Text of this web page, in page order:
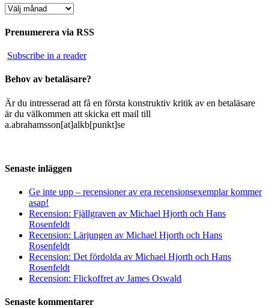
Arkiv
Prenumerera via RSS
Subscribe in a reader
Behov av betaläsare?
Är du intresserad att få en första konstruktiv kritik av en betaläsare
är du välkommen att skicka ett mail till
a.abrahamsson[at]alkb[punkt]se
Senaste inläggen
Ge inte upp – recensioner av era recensionsexemplar kommer
asap!
Recension: Fjällgraven av Michael Hjorth och Hans
Rosenfeldt
Recension: Lärjungen av Michael Hjorth och Hans
Rosenfeldt
Recension: Det fördolda av Michael Hjorth och Hans
Rosenfeldt
Recension: Flickoffret av James Oswald
Senaste kommentarer